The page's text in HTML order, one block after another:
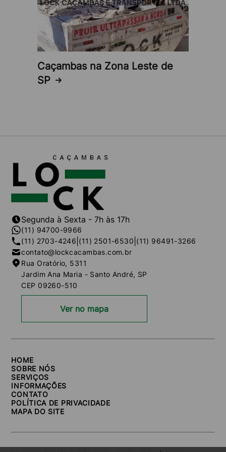
Conheça a Lock Caçambas
A Lock Caçambas realiza o aluguel de caçamba
regiões. Oferecendo soluções completas para
atender às suas necessidades de remoção de
através dos nossos canais de atendimento.
Caçambas na Zona Leste de
SP
Segunda à Sexta - 7h às 17h
(11) 94700-9966
(11) 2703-4246 (11) 2501-6530 (11) 96491-3266
contato@lockcacambas.com.br
Rua Oratório, 5311
Jardim Ana Maria - Santo André, SP
CEP 09260-510
Ver no mapa
HOME
SOBRE NÓS
SERVIÇOS
INFORMAÇÕES
CONTATO
POLÍTICA DE PRIVACIDADE
MAPA DO SITE